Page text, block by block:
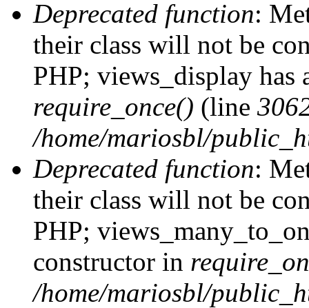
Deprecated function:
their class will not be
PHP; views_display has
require_once() (line
/home/mariosbl/
Deprecated function:
their class will not be
PHP;
constructor in
/home/mariosbl/